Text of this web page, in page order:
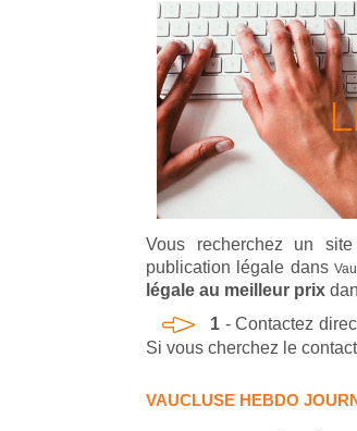
Vous recherchez un
publication légale dans
légale au meilleur prix
1 - Contactez
Si vous cherchez le
VAUCLUSE HEBDO